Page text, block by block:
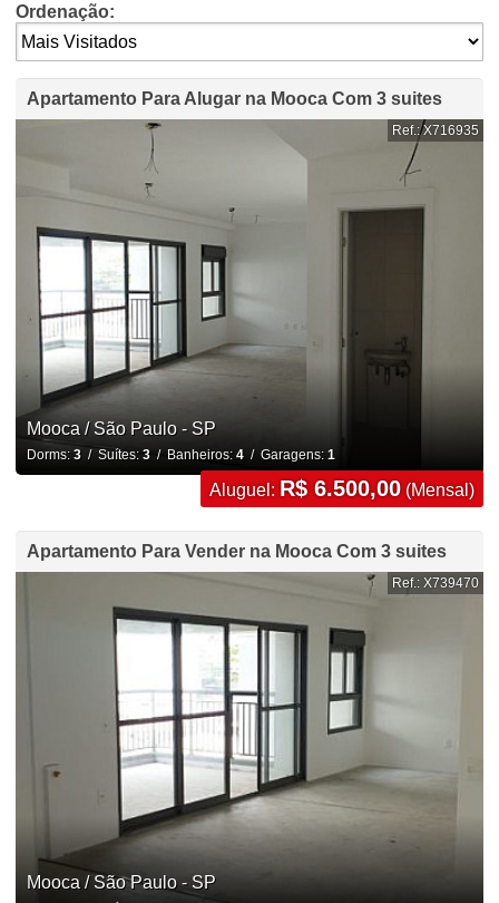
Ordenação:
Apartamento Para Alugar na Mooca Com 3 suites
Ref.: X716935
Mooca / São Paulo - SP
Dorms: 3/ Suítes: 3/ Banheiros: 4/ Garagens: 1
Aluguel: R$ 6.500,00 (Mensal)
Apartamento Para Vender na Mooca Com 3 suites
Ref.: X739470
Mooca / São Paulo - SP